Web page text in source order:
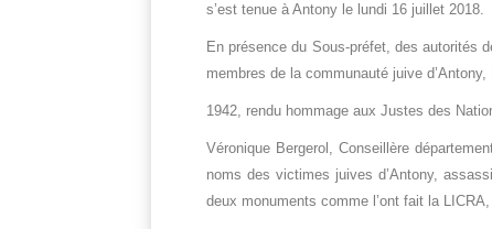
s’est tenue à Antony le lundi 16 juillet 2018.
En présence du Sous-préfet, des autorités
membres de la communauté juive
1942, rendu hommage aux Justes des
Véronique Bergerol, Conseillère
noms des victimes juives d’Antony,
deux monuments comme l’ont fait la